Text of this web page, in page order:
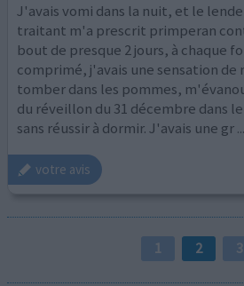
J'avais vomi dans la nuit, et le
traitant m'a prescrit primperan
bout de presque 2 jours, à chaque
comprimé, j'avais une sensation de
tomber dans les pommes,
du réveillon du 31 décembre dans
sans réussir à dormir. J'avais une gr
votre avis
1 2 3